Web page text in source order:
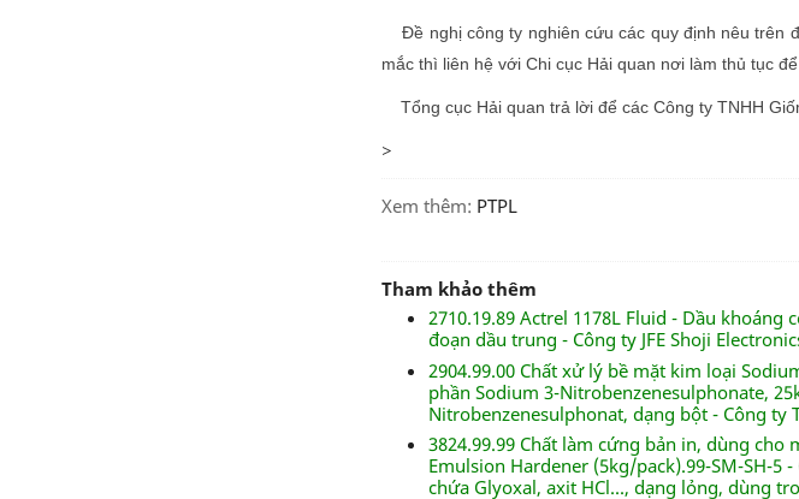
Đề nghị công ty nghiên cứu các quy định nêu trên
mắc thì liên hệ với Chi cục Hải quan nơi làm thủ tục
Tổng cục Hải quan trả lời để các Công ty TNHH
>
Xem thêm: PTPL
Tham khảo thêm
2710.19.89 Actrel 1178L Fluid - Dầu
đoạn dầu trung - Công ty JFE Shoji
2904.99.00 Chất xử lý bề mặt kim loại
phần Sodium 3-Nitrobenzenesulphonate,
Nitrobenzenesulphonat, dạng bột - Công ty
3824.99.99 Chất làm cứng bản in, dùng cho
Emulsion Hardener (5kg/pack).99-SM-SH-5
chứa Glyoxal, axit HCl..., dạng lỏng, dùng